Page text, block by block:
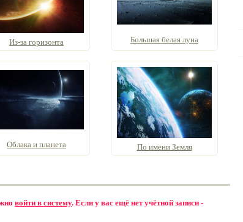
Из-за горизонта Большая белая луна
Облака и планета По имени Земля
войти в систему. Если у вас ещё нет учётной записи -